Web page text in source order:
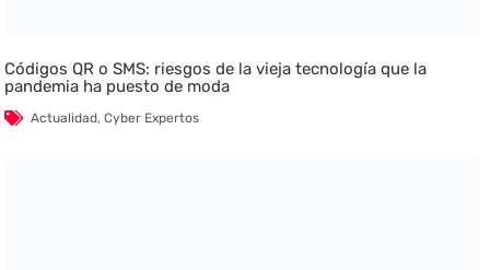
Códigos QR o SMS: riesgos de la vieja tecnología que la
pandemia ha puesto de moda
Actualidad,Cyber Expertos